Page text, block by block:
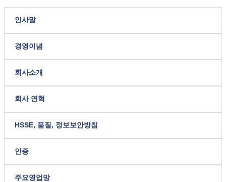
인사말
경영이념
회사소개
회사 연혁
HSSE, 품질, 정보보안방침
인증
주요영업망